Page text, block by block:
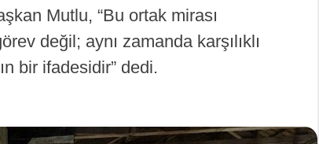
Mutlu, “Bu ortak mirası
değil; aynı zamanda karşılıklı
bir ifadesidir” dedi.